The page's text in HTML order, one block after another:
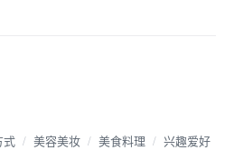
式 / 美容美妆 / 美食料理 / 兴趣爱好